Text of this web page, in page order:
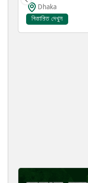
Dhaka
বিস্তারিত দেখুন